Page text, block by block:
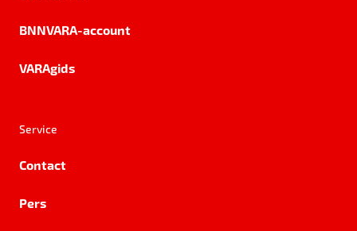
BNNVARA-account
VARAgids
Service
Contact
Pers